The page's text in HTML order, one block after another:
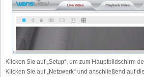
Klicken Sie auf „Setup“, um zum Hauptbildschirm
Klicken Sie auf „Netzwerk“ und anschließend auf